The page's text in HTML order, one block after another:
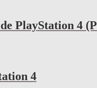
PlayStation 4
4